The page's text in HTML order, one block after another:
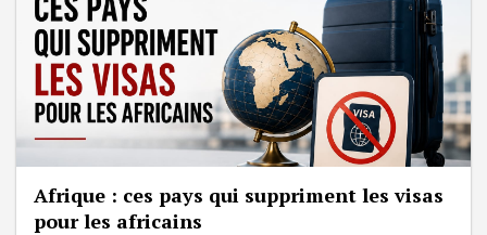
Afrique : ces pays qui suppriment les visas
pour les africains